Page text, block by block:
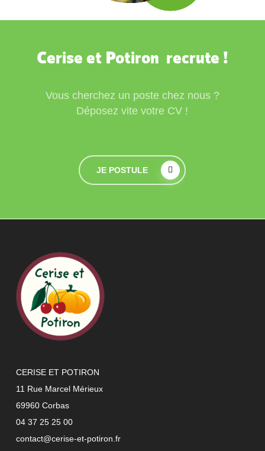
Cerise et Potiron recrute !
Vous cherchez un poste chez nous ?
Déposez vite votre CV !
JE POSTULE
CERISE ET POTIRON
11 Rue Marcel Mérieux
69960 Corbas
04 37 25 25 00
contact@cerise-et-potiron.fr